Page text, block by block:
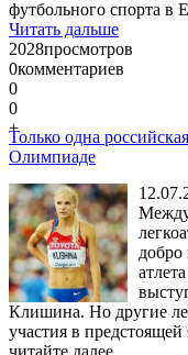
футбольного спорта в
Читать дальше
2028просмотров
0комментариев
0
0
+
Только одна
Олимпиаде
добро
Клишина. Но другие
участия в
читайте далее.